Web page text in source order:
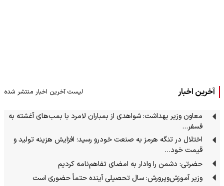
آخرین اخبار لیست آخرین اخبار منتشر شده
معاون وزیر بهداشت: شواهدی از بمباران لامرد با بمب‌های آغشته به
فسفر…
اختلال در تنگه هرمز به صنعت خودرو رسید؛ افزایش هزینه تولید و
قیمت خود…
حضرتی: دشمن را وادار به امضای تفاهم‌نامه کردیم
وزیر آموزش‌وپرورش: سال تحصیلی آینده حتماً حضوری است